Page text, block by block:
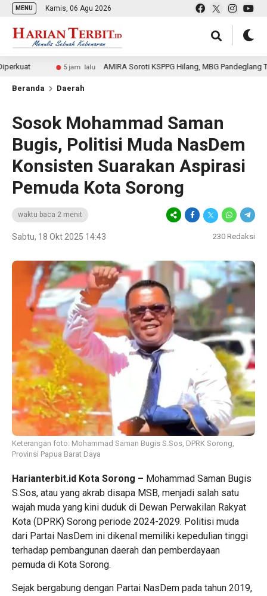
MENU Kamis, 06 Agu 2026
5 jam lalu AMIRA Soroti KSPPG Hilang, MBG Pandeglang Terhenti
Beranda Daerah
Sosok Mohammad Saman
Bugis, Politisi Muda NasDem
Konsisten Suarakan Aspirasi
Pemuda Kota Sorong
waktu baca 2 menit
Sabtu, 18 Okt 2025 14:43 230 Redaksi
Keterangan foto: Mohammad Saman Bugis S.Sos, DPRK Sorong,
Provinsi Papua Barat Daya
Harianterbit.id Kota Sorong – Mohammad Saman Bugis
S.Sos, atau yang akrab disapa MSB, menjadi salah satu
wajah muda yang kini duduk di Dewan Perwakilan Rakyat
Kota (DPRK) Sorong periode 2024-2029. Politisi muda
dari Partai NasDem ini dikenal memiliki kepedulian tinggi
terhadap pembangunan daerah dan pemberdayaan
pemuda di Kota Sorong.
Sejak bergabung dengan Partai NasDem pada tahun 2019,